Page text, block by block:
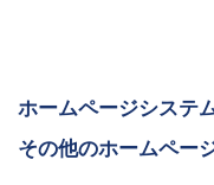
ホームページシステ
その他のホームペー